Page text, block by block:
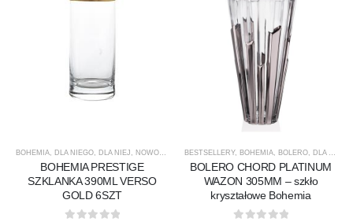
BOHEMIA DLA NIEGO DLA NIEJ NOWOŚCI PREZENTY PRODUCENCI, PRODUKTY,
BOHEMIA PRESTIGE
SZKLANKA 390ML VERSO
GOLD 6SZT
BESTSELLERY, BOHEMIA BOLERO DLA NIEGO
BOLERO CHORD PLATINUM
WAZON 305MM – szkło
kryształowe Bohemia